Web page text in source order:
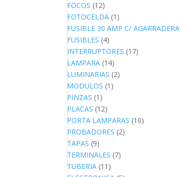
FOCOS (12)
FOTOCELDA (1)
FUSIBLE 30 AMP C/ AGARRADERA
FUSIBLES (4)
INTERRUPTORES (17)
LAMPARA (14)
LUMINARIAS (2)
MODULOS (1)
PINZAS (1)
PLACAS (12)
PORTA LAMPARAS (10)
PROBADORES (2)
TAPAS (9)
TERMINALES (7)
TUBERIA (11)